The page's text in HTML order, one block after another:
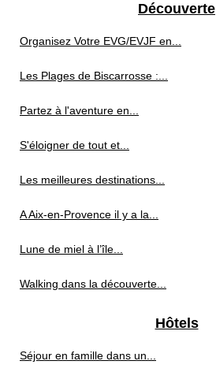
Découverte
Organisez Votre EVG/EVJF en...
Les Plages de Biscarrosse :...
Partez à l'aventure en...
S'éloigner de tout et...
Les meilleures destinations...
A Aix-en-Provence il y a la...
Lune de miel à l’île...
Walking dans la découverte...
Hôtels
Séjour en famille dans un...